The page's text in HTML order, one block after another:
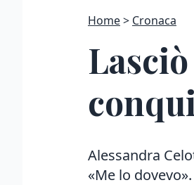
Home Cronaca
Alessandra
«Me lo